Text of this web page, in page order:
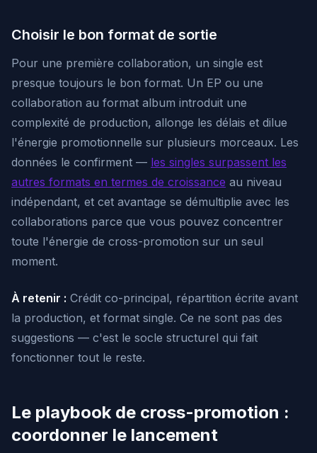
Choisir le bon format de sortie
Pour une première collaboration, un single est
presque toujours le bon format. Un EP ou une
collaboration au format album introduit une
complexité de production, allonge les délais et dilue
l'énergie promotionnelle sur plusieurs morceaux. Les
données le confirment — les singles surpassent les
autres formats en termes de croissance au niveau
indépendant, et cet avantage se démultiplie avec les
collaborations parce que vous pouvez concentrer
toute l'énergie de cross-promotion sur un seul
moment.
À retenir : Crédit co-principal, répartition écrite avant
la production, et format single. Ce ne sont pas des
suggestions — c'est le socle structurel qui fait
fonctionner tout le reste.
Le playbook de cross-promotion :
coordonner le lancement